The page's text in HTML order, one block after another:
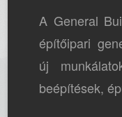
A General
építőipari
új
beépítések,